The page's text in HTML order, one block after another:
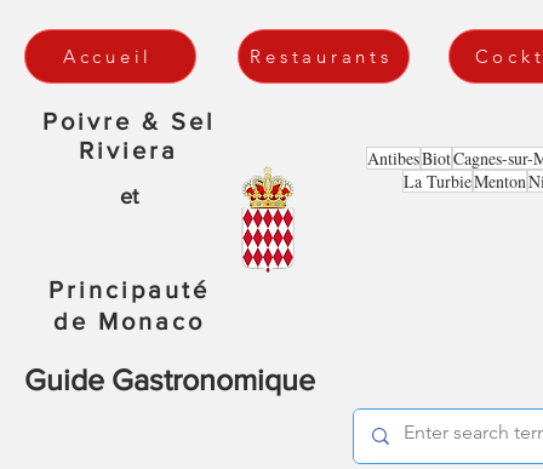
Accueil Restaurants
Poivre & Sel
Riviera
et
Principauté
de Monaco
Guide Gastronomique
AntibesBiotCagnes-sur-
La TurbieMenton